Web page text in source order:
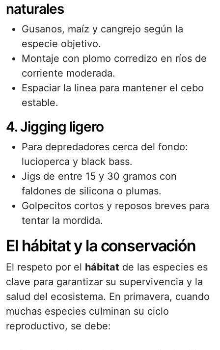
naturales
Gusanos, maíz y cangrejo según la
especie objetivo.
Montaje con plomo corredizo en ríos de
corriente moderada.
Espaciar la linea para mantener el cebo
estable.
4. Jigging ligero
Para depredadores cerca del fondo:
lucioperca y black bass.
Jigs de entre 15 y 30 gramos con
faldones de silicona o plumas.
Golpecitos cortos y reposos breves para
tentar la mordida.
El hábitat y la conservación
El respeto por el hábitat de las especies es
clave para garantizar su supervivencia y la
salud del ecosistema. En primavera, cuando
muchas especies culminan su ciclo
reproductivo, se debe: